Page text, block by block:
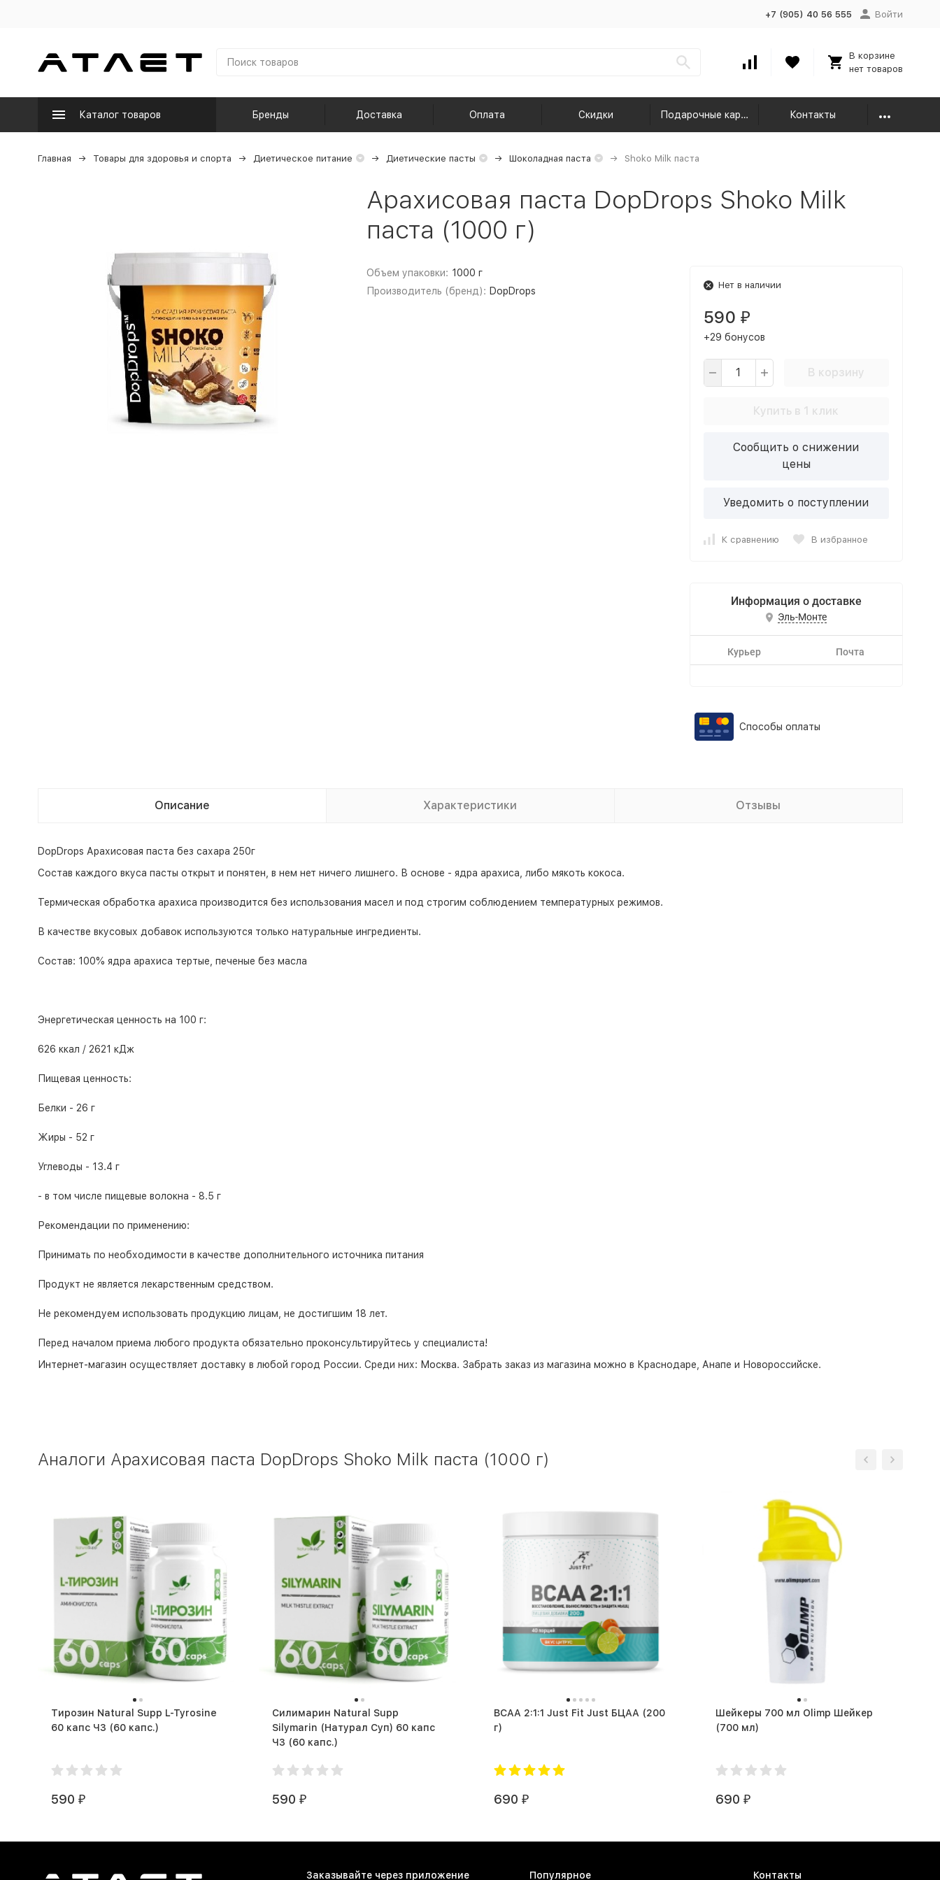
+7 (905) 40 56 555 Войти
В корзине
нет товаров
Каталог товаров Бренды Доставка Оплата Скидки Подарочные карты Контакты
Главная Товары для здоровья и спорта Диетическое питание Диетические пасты Шоколадная паста Shoko Milk паста
Арахисовая паста DopDrops Shoko Milk
паста (1000 г)
Объем упаковки: 1000 г
Производитель (бренд): DopDrops
Нет в наличии
590 ₽
+29 бонусов
В корзину
Купить в 1 клик
Сообщить о снижении
цены
Уведомить о поступлении
К сравнению В избранное
Информация о доставке
Эль-Монте
Курьер Почта
Способы оплаты
Описание Характеристики Отзывы
DopDrops Арахисовая паста без сахара 250г
Состав каждого вкуса пасты открыт и понятен, в нем нет ничего лишнего. В основе - ядра арахиса, либо мякоть кокоса.
Термическая обработка арахиса производится без использования масел и под строгим соблюдением температурных режимов.
В качестве вкусовых добавок используются только натуральные ингредиенты.
Состав: 100% ядра арахиса тертые, печеные без масла
Энергетическая ценность на 100 г:
626 ккал / 2621 кДж
Пищевая ценность:
Белки - 26 г
Жиры - 52 г
Углеводы - 13.4 г
- в том числе пищевые волокна - 8.5 г
Рекомендации по применению:
Принимать по необходимости в качестве дополнительного источника питания
Продукт не является лекарственным средством.
Не рекомендуем использовать продукцию лицам, не достигшим 18 лет.
Перед началом приема любого продукта обязательно проконсультируйтесь у специалиста!
Интернет-магазин осуществляет доставку в любой город России. Среди них: Москва. Забрать заказ из магазина можно в Краснодаре, Анапе и Новороссийске.
Аналоги Арахисовая паста DopDrops Shoko Milk паста (1000 г)
Тирозин Natural Supp L-Tyrosine
60 капс ЧЗ (60 капс.)
590 ₽
Силимарин Natural Supp
Silymarin (Натурал Суп) 60 капс
ЧЗ (60 капс.)
590 ₽
BCAA 2:1:1 Just Fit Just БЦАА (200
г)
690 ₽
Шейкеры 700 мл Olimp Шейкер
(700 мл)
690 ₽
Заказывайте через приложение Популярное Контакты